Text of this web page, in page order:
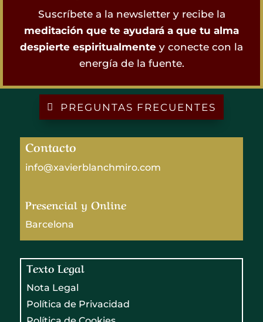
Suscríbete a la newsletter y recibe la
meditación que te ayudará a que tu alma
despierte espiritualmente y conecte con la
energía de la fuente.
PREGUNTAS FRECUENTES
Contacto
info@xavierblanchmiro.com
Presencial y Online
Barcelona
Texto Legal
Nota Legal
Política de Privacidad